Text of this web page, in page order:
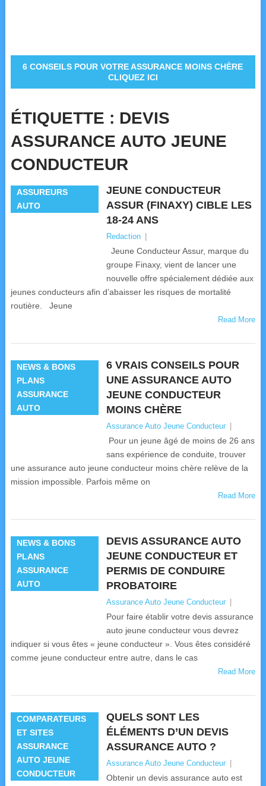
6 CONSEILS POUR VOTRE ASSURANCE MOINS CHÈRE
CLIQUEZ ICI
ÉTIQUETTE : DEVIS
ASSURANCE AUTO JEUNE
CONDUCTEUR
ASSUREURS
AUTO
JEUNE CONDUCTEUR
ASSUR (FINAXY) CIBLE LES
18-24 ANS
Redaction
Jeune Conducteur Assur, marque du
groupe Finaxy, vient de lancer une
nouvelle offre spécialement dédiée aux
jeunes conducteurs afin d’abaisser les risques de mortalité
routière. Jeune
Read More
NEWS & BONS
PLANS
ASSURANCE
AUTO
6 VRAIS CONSEILS POUR
UNE ASSURANCE AUTO
JEUNE CONDUCTEUR
MOINS CHÈRE
Assurance Auto Jeune Conducteur
Pour un jeune âgé de moins de 26 ans
sans expérience de conduite, trouver
une assurance auto jeune conducteur moins chère relève de la
mission impossible. Parfois même on
Read More
NEWS & BONS
PLANS
ASSURANCE
AUTO
DEVIS ASSURANCE AUTO
JEUNE CONDUCTEUR ET
PERMIS DE CONDUIRE
PROBATOIRE
Assurance Auto Jeune Conducteur
Pour faire établir votre devis assurance
auto jeune conducteur vous devrez
indiquer si vous êtes « jeune conducteur ». Vous êtes considéré
comme jeune conducteur entre autre, dans le cas
Read More
COMPARATEURS
ET SITES
ASSURANCE
AUTO JEUNE
CONDUCTEUR
QUELS SONT LES
ÉLÉMENTS D’UN DEVIS
ASSURANCE AUTO ?
Assurance Auto Jeune Conducteur
Obtenir un devis assurance auto est